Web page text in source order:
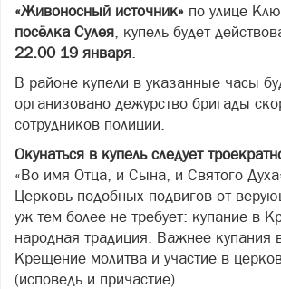
«Живоносный источник» по улице
посёлка Сулея, купель будет
22.00 19 января.
В районе купели в указанные часы
организовано дежурство бригады
сотрудников полиции.
Окунаться в купель следует
«Во имя Отца, и Сына, и Святого
Церковь подобных подвигов от
уж тем более не требует: купание в
народная традиция. Важнее купания
Крещение молитва и участие в
(исповедь и причастие).